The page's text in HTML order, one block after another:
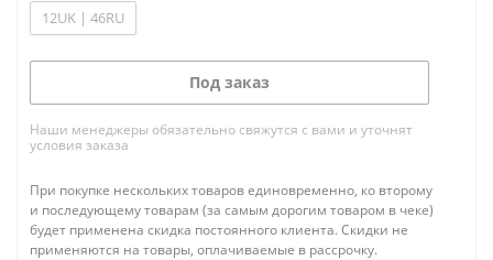
12UK | 46RU
Под заказ
Наши менеджеры обязательно свяжутся с вами и уточнят
условия заказа
При покупке нескольких товаров единовременно, ко второму
и последующему товарам (за самым дорогим товаром в чеке)
будет применена скидка постоянного клиента. Скидки не
применяются на товары, оплачиваемые в рассрочку.